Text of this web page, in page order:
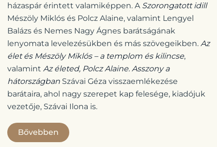
házaspár érintett valamiképpen. A Szorongatott idill
Mészöly Miklós és Polcz Alaine, valamint Lengyel
Balázs és Nemes Nagy Ágnes barátságának
lenyomata levelezésükben és más szövegeikben. Az
élet és Mészöly Miklós – a templom és kilincse,
valamint Az életed, Polcz Alaine. Asszony a
hátországban Szávai Géza visszaemlékezése
barátaira, ahol nagy szerepet kap felesége, kiadójuk
vezetője, Szávai Ilona is.
Bővebben